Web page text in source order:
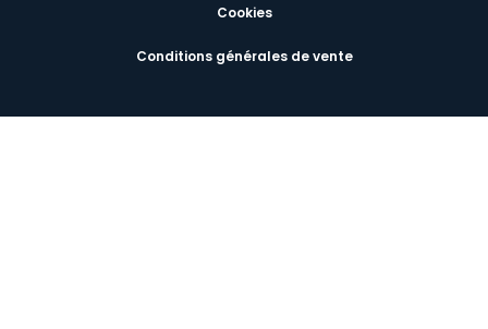
Cookies
Conditions générales de vente